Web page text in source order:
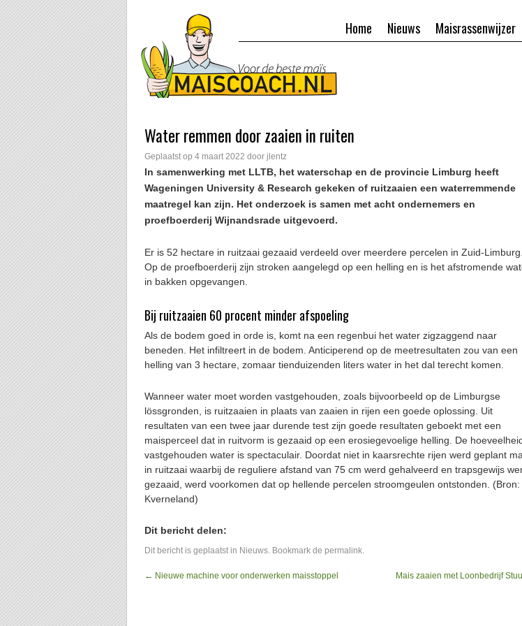
Maisrassenwijzer
Nieuws
Home
Water remmen door zaaien in ruiten
Geplaatst op 4 maart 2022 door jlentz
In samenwerking met LLTB, het waterschap en de provincie Limburg heeft
Wageningen University & Research gekeken of ruitzaaien een waterremmende
maatregel kan zijn. Het onderzoek is samen met acht ondernemers en
proefboerderij Wijnandsrade uitgevoerd.
Er is 52 hectare in ruitzaai gezaaid verdeeld over meerdere percelen in Zuid-Limburg.
Op de proefboerderij zijn stroken aangelegd op een helling en is het afstromende
in bakken opgevangen.
Bij ruitzaaien 60 procent minder afspoeling
Als de bodem goed in orde is, komt na een regenbui het water zigzaggend naar
beneden. Het infiltreert in de bodem. Anticiperend op de meetresultaten zou van een
helling van 3 hectare, zomaar tienduizenden liters water in het dal terecht komen.
Wanneer water moet worden vastgehouden, zoals bijvoorbeeld op de Limburgse
lössgronden, is ruitzaaien in plaats van zaaien in rijen een goede oplossing. Uit
resultaten van een twee jaar durende test zijn goede resultaten geboekt met een
maisperceel dat in ruitvorm is gezaaid op een erosiegevoelige helling. De
vastgehouden water is spectaculair. Doordat niet in kaarsrechte rijen werd geplant
in ruitzaai waarbij de reguliere afstand van 75 cm werd gehalveerd en trapsgewijs
gezaaid, werd voorkomen dat op hellende percelen stroomgeulen ontstonden. (Bron:
Kverneland)
Dit bericht delen:
Dit bericht is geplaatst in Nieuws. Bookmark de permalink.
← Nieuwe machine voor onderwerken maisstoppel Mais zaaien met Loonbedrijf